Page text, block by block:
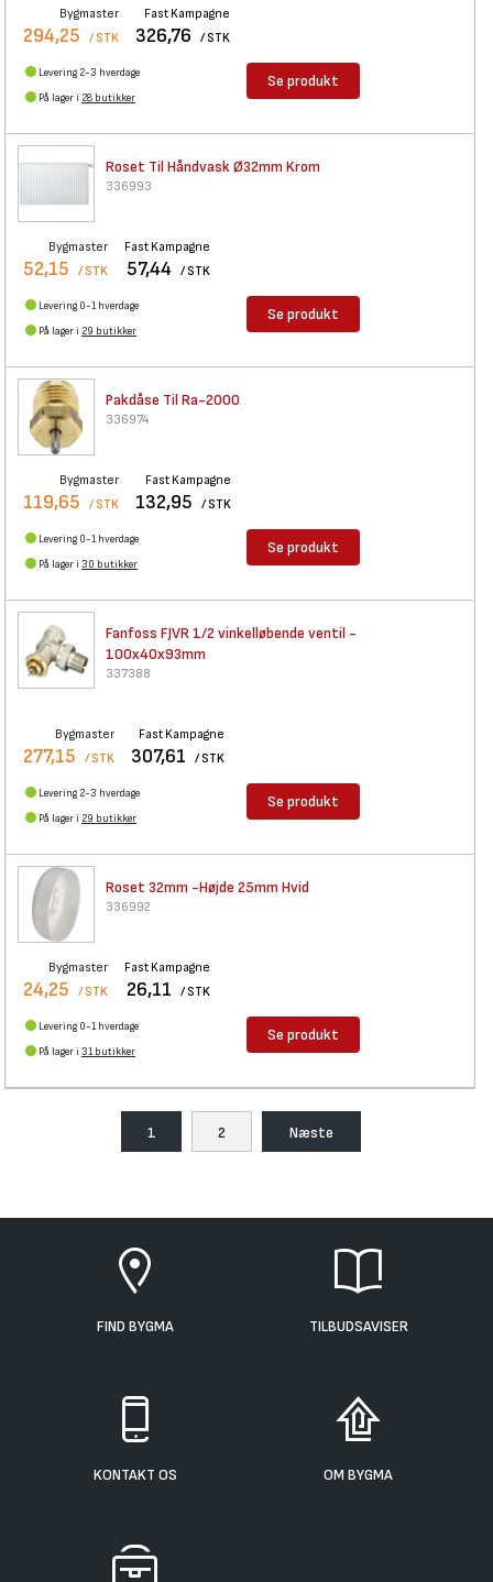
Bygmaster
294,25 / STK
Fast Kampagne
326,76 / STK
Levering 2-3 hverdage
På lager i 28 butikker
Se produkt
Roset Til Håndvask Ø32mm Krom
336993
Bygmaster
52,15 / STK
Fast Kampagne
57,44 / STK
Levering 0-1 hverdage
På lager i 29 butikker
Se produkt
Pakdåse Til Ra-2000
336974
Bygmaster
119,65 / STK
Fast Kampagne
132,95 / STK
Levering 0-1 hverdage
På lager i 30 butikker
Se produkt
Fanfoss FJVR 1/2 vinkelløbende ventil -
100x40x93mm
337388
Bygmaster
277,15 / STK
Fast Kampagne
307,61 / STK
Levering 2-3 hverdage
På lager i 29 butikker
Se produkt
Roset 32mm -Højde 25mm Hvid
336992
Bygmaster
24,25 / STK
Fast Kampagne
26,11 / STK
Levering 0-1 hverdage
På lager i 31 butikker
Se produkt
1 2 Næste
FIND BYGMA TILBUDSAVISER
KONTAKT OS OM BYGMA